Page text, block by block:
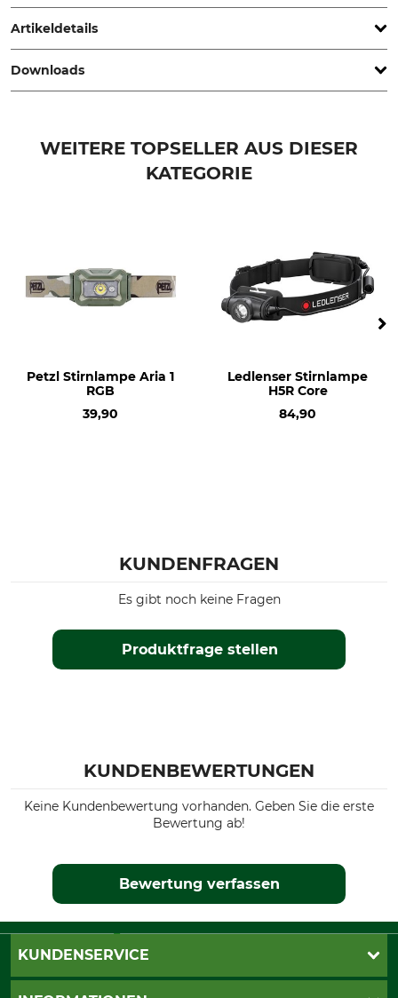
www.nitecore.de
Artikeldetails
Akku/Batterie enthalten
Ja
IP66
80 m
Nitecore
Modellbezeichnung
Downloads
WEITERE TOPSELLER AUS DIESER
KATEGORIE
Petzl Stirnlampe Aria 1
RGB
39,90
Ledlenser Stirnlampe
H5R Core
84,90
KUNDENFRAGEN
Produktfrage stellen
Es gibt noch keine Fragen
KUNDENBEWERTUNGEN
Keine Kundenbewertung vorhanden. Geben Sie die erste
Bewertung ab!
Bewertung verfassen
KUNDENSERVICE
Katalogbestellung